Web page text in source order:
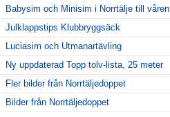
Babysim och Minisim i Norrtälje till våren
Julklappstips Klubbryggsäck
Luciasim och Utmanartävling
Ny uppdaterad Topp tolv-lista, 25 meter
Fler bilder från Norrtäljedoppet
Bilder från Norrtäljedoppet